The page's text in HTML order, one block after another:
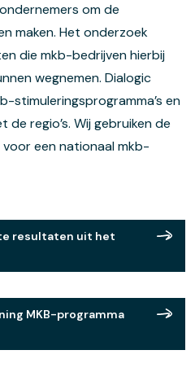
om de
maken. Het onderzoek
die mkb-bedrijven hierbij
wegnemen. Dialogic
stimuleringsprogramma’s en
de regio’s. Wij gebruikende
voor een nationaal mkb-
resultaten uit het
MKB-programma